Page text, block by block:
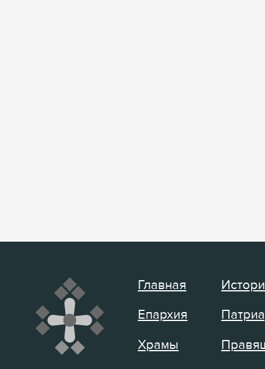
Главная
Епархия
Храмы